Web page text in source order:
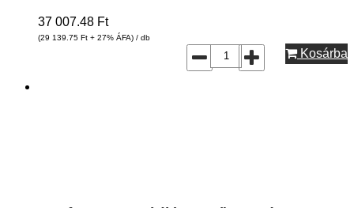
37 007.48 Ft
(29 139.75 Ft + 27% ÁFA) / db
Kosárba